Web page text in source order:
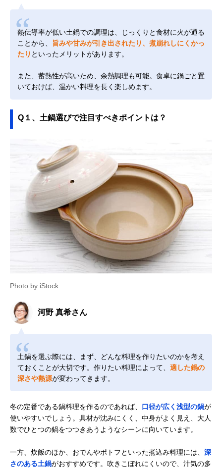
熱伝導率が低い土鍋での調理は、じっくりと食材に火が通る
ことから、
旨みや甘みが引き出されたり、煮崩れしにくかっ
たり といったメリットがあります。
また、蓄熱性が高いため、余熱調理も可能。食卓に鍋ごと置
いておけば、温かい料理を長く楽しめます。
Q１、土鍋選びで注目すべきポイントは？
Photo by iStock
河野 真希さん
土鍋を選ぶ際には、まず、どんな料理を作りたいのかを考え
ておくことが大切です。作りたい料理によって、 適した鍋の
深さや熱源が変わってきます。
冬の定番である鍋料理を作るのであれば、 口径が広く浅型の鍋が
使いやすいでしょう。具材が沈みにくく、中身がよく見え、大人
数でひとつの鍋をつつきあうようなシーンに向いています。
一方、炊飯のほか、おでんやポトフといった煮込み料理には、 深
さのある土鍋がおすすめです。吹きこぼれにくいので、汁気の多